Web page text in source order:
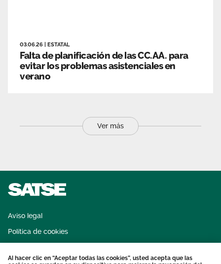
03.06.26 ESTATAL
Falta de planificación de las CC.AA. para
evitar los problemas asistenciales en
verano
Ver más
Aviso legal
Política de cookies
Al hacer clic en “Aceptar todas las cookies”, usted acepta que las